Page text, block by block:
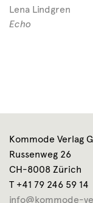
Lena Lindgren
Echo
Kommode Verlag
Russenweg 26
CH-8008 Zürich
T +41 79 246 59 14
info@kommode-